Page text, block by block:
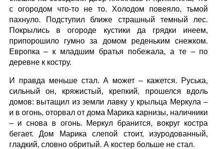
с огородом что-то не то. Холодом повеяло, тьмой
пахнуло. Подступил ближе страшный темный лес.
Покрылись в огороде кустики да грядки инеем,
припорошило гумно за домом реденьким снежком.
Европка – к младшим братья побежала, а те – по
деревне к костру.
И правда меньше стал. А может – кажется. Руська,
сильный он, кряжистый, крепкий, прошелся вдоль
домов: вытащил из земли лавку у крыльца Меркула –
и в огонь, оторвал от дома Марика карнизы, наличники
– и снова в огонь. Меркул бранится, вокруг костра
бегает. Дом Марика слепой стоит, изуродованный,
гладкий, словно обритый. А костер больше не стал.